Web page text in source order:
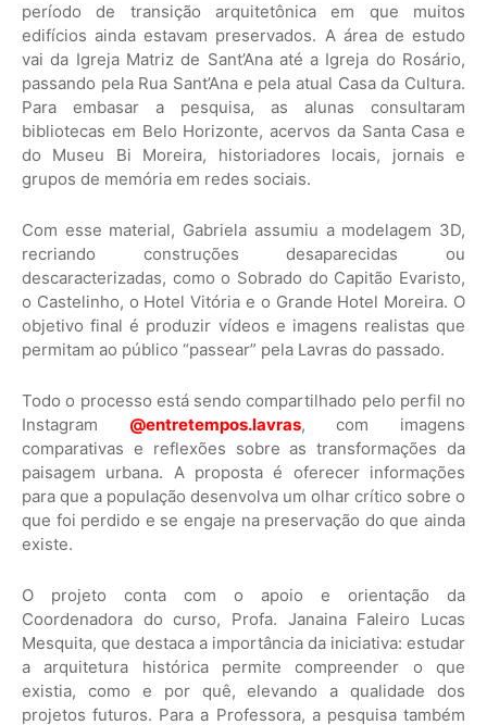
período de transição arquitetônica em que muitos
edifícios ainda estavam preservados. A área de estudo
vai da Igreja Matriz de Sant’Ana até a Igreja do Rosário,
passando pela Rua Sant’Ana e pela atual Casa da Cultura.
Para embasar a pesquisa, as alunas consultaram
bibliotecas em Belo Horizonte, acervos da Santa Casa e
do Museu Bi Moreira, historiadores locais, jornais e
grupos de memória em redes sociais.
Com esse material, Gabriela assumiu a modelagem 3D,
recriando construções desaparecidas ou
descaracterizadas, como o Sobrado do Capitão Evaristo,
o Castelinho, o Hotel Vitória e o Grande Hotel Moreira. O
objetivo final é produzir vídeos e imagens realistas que
permitam ao público “passear” pela Lavras do passado.
Todo o processo está sendo compartilhado pelo perfil no
Instagram @entretempos.lavras, com imagens
comparativas e reflexões sobre as transformações da
paisagem urbana. A proposta é oferecer informações
para que a população desenvolva um olhar crítico sobre o
que foi perdido e se engaje na preservação do que ainda
existe.
O projeto conta com o apoio e orientação da
Coordenadora do curso, Profa. Janaina Faleiro Lucas
Mesquita, que destaca a importância da iniciativa: estudar
a arquitetura histórica permite compreender o que
existia, como e por quê, elevando a qualidade dos
projetos futuros. Para a Professora, a pesquisa também